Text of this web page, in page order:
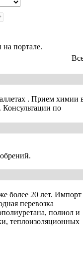
на портале.
. Прием химии
Консультации по
более 20 лет. Импорт
перевозка
полиол и
теплоизоляционных